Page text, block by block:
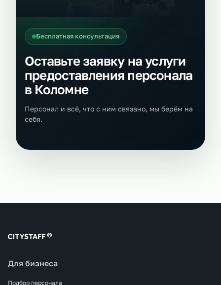
Бесплатная консультация
Оставьте заявку на услуги
предоставления персонала
в Коломне
Персонал и всё, что с ним связано, мы берём на
себя.
Для бизнеса
Подбор персонала